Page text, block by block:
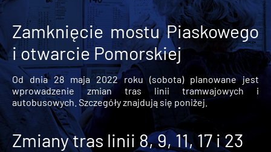
Zamknięcie mostu Piaskowego
i otwarcie Pomorskiej
Od dnia 28 maja 2022 roku (sobota) planowane jest
wprowadzenie zmian tras linii tramwajowych i
autobusowych. Szczegóły znajdują się poniżej.
Zmiany tras linii 8, 9, 11, 17 i 23